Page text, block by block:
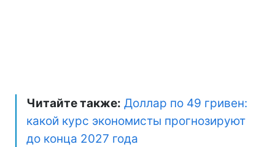
Читайте также: Доллар по 49 гривен:
какой курс экономисты прогнозируют
до конца 2027 года